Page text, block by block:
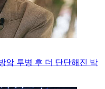
암 투병 후 더 단단해진 박